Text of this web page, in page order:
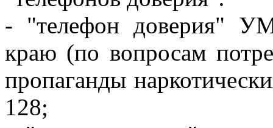
- "телефон доверия"
краю (по вопросам
пропаганды
128;